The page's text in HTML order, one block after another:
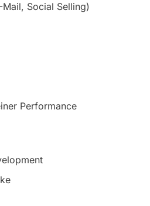
Social Selling)
Performance